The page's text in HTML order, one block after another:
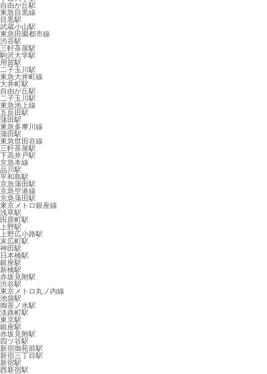
自由が丘駅
東急目黒線
目黒駅
武蔵小山駅
東急田園都市線
渋谷駅
三軒茶屋駅
駒沢大学駅
用賀駅
二子玉川駅
東急大井町線
大井町駅
自由が丘駅
二子玉川駅
東急池上線
五反田駅
蒲田駅
東急多摩川線
蒲田駅
東急世田谷線
三軒茶屋駅
下高井戸駅
京急本線
品川駅
平和島駅
京急蒲田駅
京急空港線
京急蒲田駅
東京メトロ銀座線
浅草駅
田原町駅
上野駅
上野広小路駅
末広町駅
神田駅
日本橋駅
銀座駅
新橋駅
赤坂見附駅
渋谷駅
東京メトロ丸ノ内線
池袋駅
御茶ノ水駅
淡路町駅
東京駅
銀座駅
赤坂見附駅
四ツ谷駅
新宿御苑前駅
新宿三丁目駅
新宿駅
西新宿駅